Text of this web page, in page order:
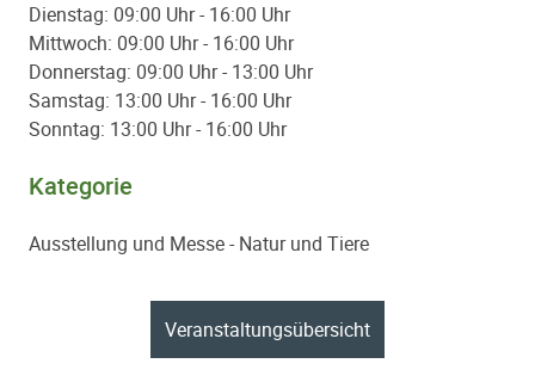
Dienstag: 09:00 Uhr - 16:00 Uhr
Mittwoch: 09:00 Uhr - 16:00 Uhr
Donnerstag: 09:00 Uhr - 13:00 Uhr
Samstag: 13:00 Uhr - 16:00 Uhr
Sonntag: 13:00 Uhr - 16:00 Uhr
Kategorie
Ausstellung und Messe - Natur und Tiere
Veranstaltungsübersicht